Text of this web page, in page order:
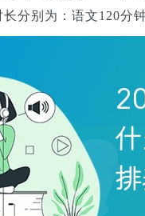
分别为：语文120分